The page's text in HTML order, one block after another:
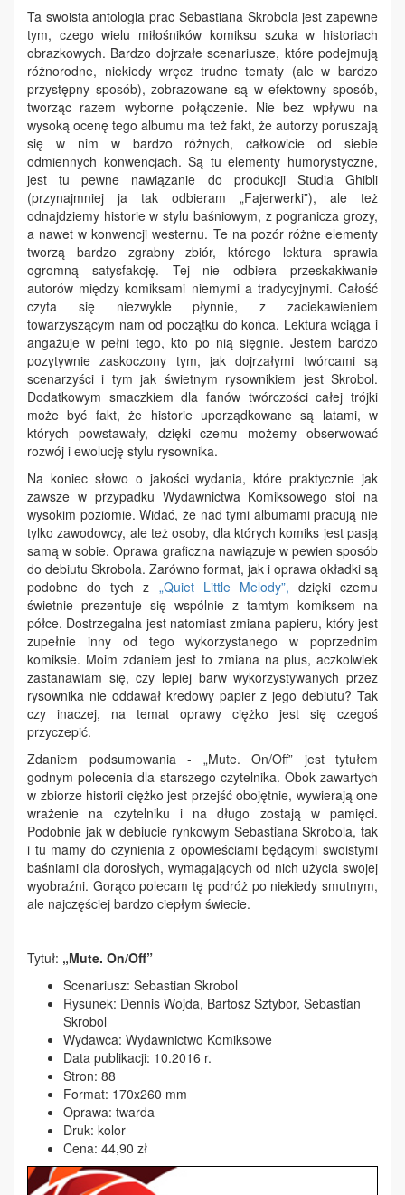
Ta swoista antologia prac Sebastiana Skrobola jest zapewne
tym, czego wielu miłośników komiksu szuka w historiach
obrazkowych. Bardzo dojrzałe scenariusze, które podejmują
różnorodne, niekiedy wręcz trudne tematy (ale w bardzo
przystępny sposób), zobrazowane są w efektowny sposób,
tworząc razem wyborne połączenie. Nie bez wpływu na
wysoką ocenę tego albumu ma też fakt, że autorzy poruszają
się w nim w bardzo różnych, całkowicie od siebie
odmiennych konwencjach. Są tu elementy humorystyczne,
jest tu pewne nawiązanie do produkcji Studia Ghibli
(przynajmniej ja tak odbieram „Fajerwerki”), ale też
odnajdziemy historie w stylu baśniowym, z pogranicza grozy,
a nawet w konwencji westernu. Te na pozór różne elementy
tworzą bardzo zgrabny zbiór, którego lektura sprawia
ogromną satysfakcję. Tej nie odbiera przeskakiwanie
autorów między komiksami niemymi a tradycyjnymi. Całość
czyta się niezwykle płynnie, z zaciekawieniem
towarzyszącym nam od początku do końca. Lektura wciąga i
angażuje w pełni tego, kto po nią sięgnie. Jestem bardzo
pozytywnie zaskoczony tym, jak dojrzałymi twórcami są
scenarzyści i tym jak świetnym rysownikiem jest Skrobol.
Dodatkowym smaczkiem dla fanów twórczości całej trójki
może być fakt, że historie uporządkowane są latami, w
których powstawały, dzięki czemu możemy obserwować
rozwój i ewolucję stylu rysownika.
Na koniec słowo o jakości wydania, które praktycznie jak
zawsze w przypadku Wydawnictwa Komiksowego stoi na
wysokim poziomie. Widać, że nad tymi albumami pracują nie
tylko zawodowcy, ale też osoby, dla których komiks jest pasją
samą w sobie. Oprawa graficzna nawiązuje w pewien sposób
do debiutu Skrobola. Zarówno format, jak i oprawa okładki są
podobne do tych z „Quiet Little Melody”, dzięki czemu
świetnie prezentuje się wspólnie z tamtym komiksem na
półce. Dostrzegalna jest natomiast zmiana papieru, który jest
zupełnie inny od tego wykorzystanego w poprzednim
komiksie. Moim zdaniem jest to zmiana na plus, aczkolwiek
zastanawiam się, czy lepiej barw wykorzystywanych przez
rysownika nie oddawał kredowy papier z jego debiutu? Tak
czy inaczej, na temat oprawy ciężko jest się czegoś
przyczepić.
Zdaniem podsumowania - „Mute. On/Off” jest tytułem
godnym polecenia dla starszego czytelnika. Obok zawartych
w zbiorze historii ciężko jest przejść obojętnie, wywierają one
wrażenie na czytelniku i na długo zostają w pamięci.
Podobnie jak w debiucie rynkowym Sebastiana Skrobola, tak
i tu mamy do czynienia z opowieściami będącymi swoistymi
baśniami dla dorosłych, wymagających od nich użycia swojej
wyobraźni. Gorąco polecam tę podróż po niekiedy smutnym,
ale najczęściej bardzo ciepłym świecie.
Tytuł: „Mute. On/Off”
Scenariusz: Sebastian Skrobol
Rysunek: Dennis Wojda, Bartosz Sztybor, Sebastian
Skrobol
Wydawca: Wydawnictwo Komiksowe
Data publikacji: 10.2016 r.
Stron: 88
Format: 170x260 mm
Oprawa: twarda
Druk: kolor
Cena: 44,90 zł